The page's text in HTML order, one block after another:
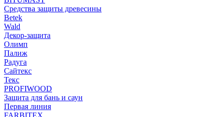
Средства защиты древесины
Betek
Wald
Декор-защита
Олимп
Палиж
Радуга
Сайтекс
Текс
PROFIWOOD
Защита для бань и саун
Первая линия
FARBITEX